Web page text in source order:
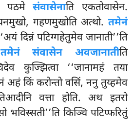
पठमेसंवासेनाति एकतोवासेन.
गहणमुखोति अत्थो. तमेनं
दिन्नं पटिग्गहेतुमेव जानाती’’ति
तमेनं संवासेन अवजानातीति
कुज्झित्वा ‘‘जानामहं तया
अहं किं करोन्तो वसिं, ननु तुय्हमेव
वत्ता होति. अथ इतरो
भविस्सती’’ति किञ्चि पटिप्फरितुं